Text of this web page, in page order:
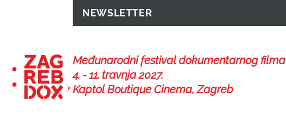
NEWSLETTER
Međunarodni festival dokumentarnog filma
4. - 11. travnja 2027.
Kaptol Boutique Cinema, Zagreb